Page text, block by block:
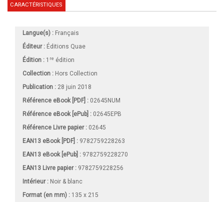
CARACTÉRISTIQUES
Langue(s) : Français
Éditeur : Éditions Quae
Édition : 1 re édition
Collection : Hors Collection
Publication : 28 juin 2018
Référence eBook [PDF] : 02645NUM
Référence eBook [ePub] : 02645EPB
Référence Livre papier : 02645
EAN13 eBook [PDF] : 9782759228263
EAN13 eBook [ePub] : 9782759228270
EAN13 Livre papier : 9782759228256
Intérieur : Noir & blanc
Format (en mm) : 135 x 215